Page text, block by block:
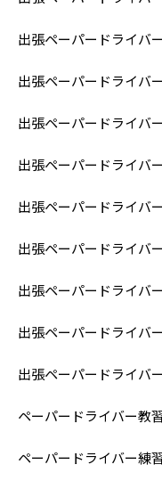
出張ペーパードライバ
出張ペーパードライバ
出張ペーパードライバ
出張ペーパードライバ
出張ペーパードライバ
出張ペーパードライバ
出張ペーパードライバ
出張ペーパードライバ
出張ペーパードライバ
ペーパードライバー教
ペーパードライバー